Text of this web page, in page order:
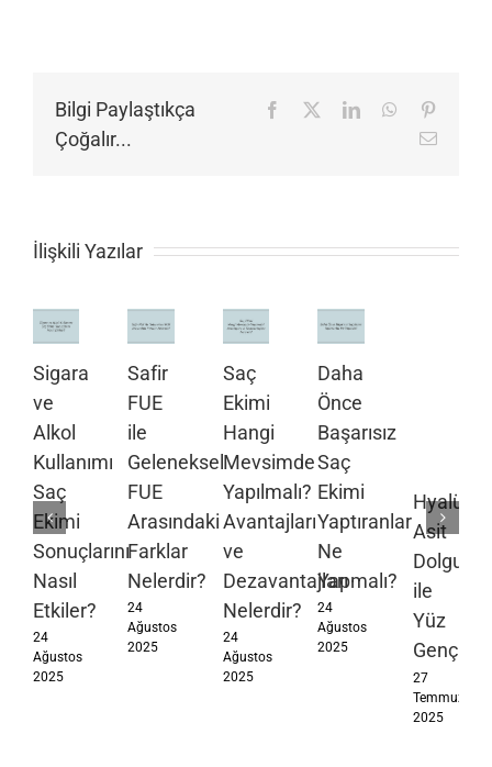
Bilgi Paylaştıkça
Çoğalır...
Facebook LinkedInWhatsApp
E-
İlişkili Yazılar
Sigara
ve
Alkol
Kullanımı
Saç
Ekimi
Sonuçlarını
Nasıl
Etkiler?
24
Ağustos
2025
Safir
FUE
ile
Geleneksel
FUE
Arasındaki
Farklar
Nelerdir?
24
Ağustos
2025
Saç
Ekimi
Hangi
Mevsimde
Yapılmalı?
Avantajları
ve
Dezavantajları
Nelerdir?
24
Ağustos
2025
Daha
Önce
Başarısız
Saç
Ekimi
Yaptıranlar
Ne
Yapmalı?
24
Ağustos
2025
Asit
Dolgusu
ile
Yüz
27
Temmuz
2025